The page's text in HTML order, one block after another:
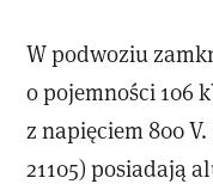
W podwoziu
o pojemności 106
z napięciem 800
21105) posiadają